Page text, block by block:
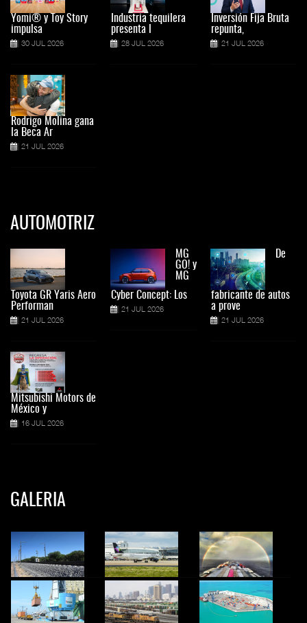
Yomi® y Toy Story
impulsa
30 JUL 2026
Rodrigo Molina gana
la Beca Ar
21 JUL 2026
Industria tequilera
presenta l
28 JUL 2026
Inversión Fija Bruta
repunta,
21 JUL 2026
AUTOMOTRIZ
Toyota GR Yaris Aero
Performan
21 JUL 2026
Mitsubishi Motors de
México y
16 JUL 2026
MG
GO! y
MG
Cyber Concept: Los
21 JUL 2026
De
fabricante de autos
a prove
21 JUL 2026
GALERIA